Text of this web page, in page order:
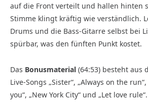
auf die Front verteilt und hallen hinten
Stimme klingt kräftig wie verständlich.
Drums und die Bass-Gitarre selbst bei
spürbar, was den fünften Punkt kostet.
Das Bonusmaterial (64:53) besteht aus
Live-Songs „Sister“, „Always on the
you“, „New York City“ und „Let love rule“.